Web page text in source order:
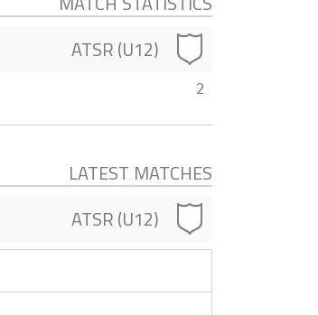
ATSR (U12)
2
LATEST MATCHES
ATSR (U12)